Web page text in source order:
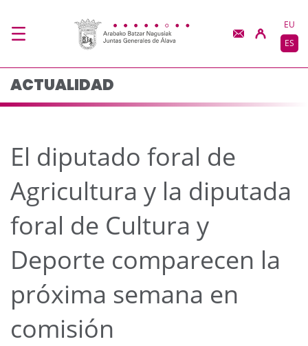
El diputado foral de
EU
ES
ACTUALIDAD
El diputado foral de
Agricultura y la diputada
foral de Cultura y
Deporte comparecen la
próxima semana en
comisión